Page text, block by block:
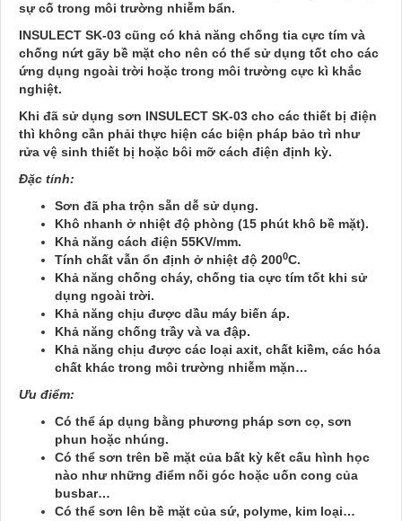
sự cố trong môi trường nhiễm bẩn.
INSULECT SK-03 cũng có khả năng chống tia cực tím và
chống nứt gãy bề mặt cho nên có thể sử dụng tốt cho các
ứng dụng ngoài trời hoặc trong môi trường cực kì khắc
nghiệt.
Khi đã sử dụng sơn INSULECT SK-03 cho các thiết bị điện
thì không cần phải thực hiện các biện pháp bảo trì như
rửa vệ sinh thiết bị hoặc bôi mỡ cách điện định kỳ.
Đặc tính:
Sơn đã pha trộn sẵn dễ sử dụng.
Khô nhanh ở nhiệt độ phòng (15 phút khô bề mặt).
Khả năng cách điện 55KV/mm.
Tính chất vẫn ổn định ở nhiệt độ 2000C.
Khả năng chống cháy, chống tia cực tím tốt khi sử
dụng ngoài trời.
Khả năng chịu được dầu máy biến áp.
Khả năng chống trầy và va đập.
Khả năng chịu được các loại axit, chất kiềm, các hóa
chất khác trong môi trường nhiễm mặn…
Ưu điểm:
Có thể áp dụng bằng phương pháp sơn cọ, sơn
phun hoặc nhúng.
Có thể sơn trên bề mặt của bất kỳ kết cấu hình học
nào như những điểm nối góc hoặc uốn cong của
busbar…
Có thể sơn lên bề mặt của sứ, polyme, kim loại…